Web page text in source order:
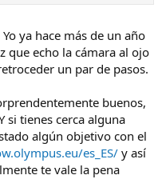
es que, al contrario de lo
el nivel de autoexigencia,
que ya conoces bien y del
rendimiento y disfrutes de
bajarlo al salir al exterior) y
profesional ahora vas a
hacer si vas relajada y
de tu sobrina y sus
ya hace más de un año
que echo la cámara al ojo
un par de pasos.
buenos,
si tienes cerca alguna
algún objetivo con el
es_ES/y así
te vale la pena